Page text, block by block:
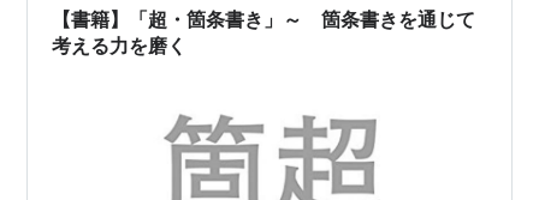
をマンガでわかりやすく解説 お金に対する考え方やマイ
ンドを学べる 初心者でも…
【書籍】「超・箇条書き」～ 箇条書きを通じて
考える力を磨く